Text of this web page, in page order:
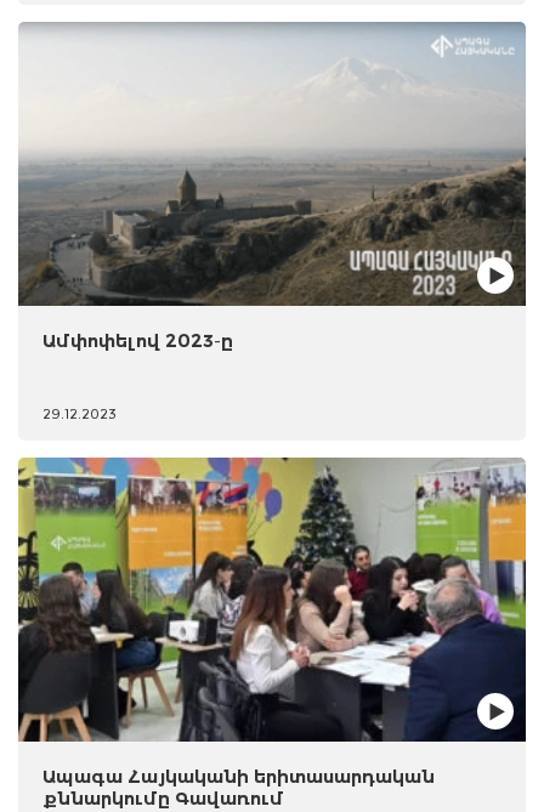
Ամփոփելով 2023-ը
29.12.2023
Ապագա Հայկականի երիտասարդական
քննարկումը Գավառում